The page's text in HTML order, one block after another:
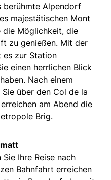
berühmte Alpendorf
majestätischen Mont
die Möglichkeit, die
zu genießen. Mit der
es zur Station
einen herrlichen Blick
Nach einem
über den Col de la
am Abend die
Brig.
Ihre Reise nach
Bahnfahrt erreichen